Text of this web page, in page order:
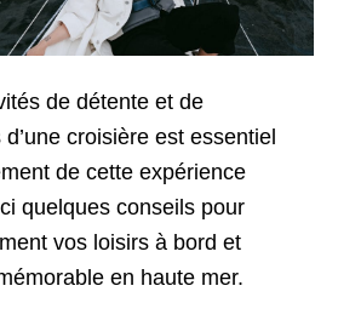
de détente et de
croisière est essentiel
de cette expérience
quelques conseils pour
vos loisirs à bord et
en haute mer.